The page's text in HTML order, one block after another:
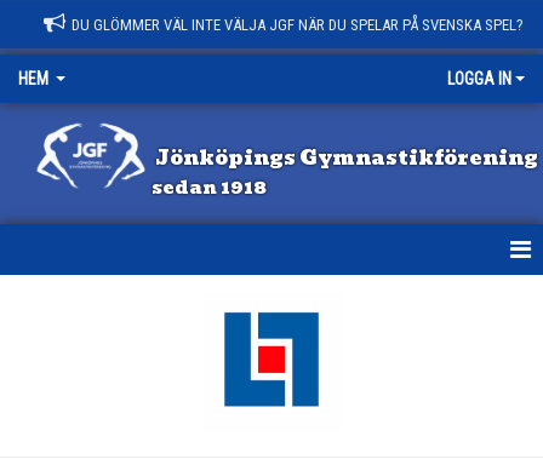
DU GLÖMMER VÄL INTE VÄLJA JGF NÄR DU SPELAR PÅ SVENSKA SPEL?
HEM LOGGA IN
Jönköpings Gymnastikförening
sedan 1918